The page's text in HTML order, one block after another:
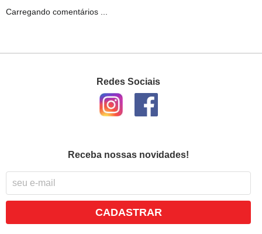
Carregando comentários ...
Redes Sociais
Receba nossas novidades!
CADASTRAR